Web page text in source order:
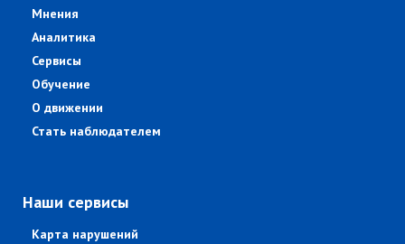
Мнения
Аналитика
Сервисы
Обучение
О движении
Стать наблюдателем
Наши сервисы
Карта нарушений